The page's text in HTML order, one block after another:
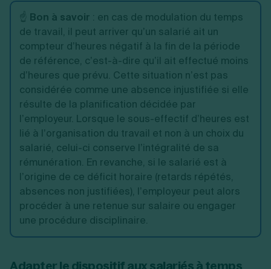
☝️ Bon à savoir : en cas de modulation du temps
de travail, il peut arriver qu’un salarié ait un
compteur d’heures négatif à la fin de la période
de référence, c’est-à-dire qu’il ait effectué moins
d’heures que prévu. Cette situation n’est pas
considérée comme une absence injustifiée si elle
résulte de la planification décidée par
l’employeur. Lorsque le sous-effectif d’heures est
lié à l’organisation du travail et non à un choix du
salarié, celui-ci conserve l’intégralité de sa
rémunération. En revanche, si le salarié est à
l’origine de ce déficit horaire (retards répétés,
absences non justifiées), l’employeur peut alors
procéder à une retenue sur salaire ou engager
une procédure disciplinaire.
Adapter le dispositif aux salariés à temps